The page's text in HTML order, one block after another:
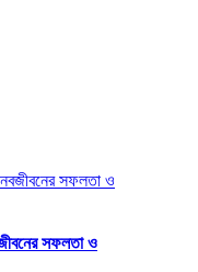
সফলতা ও